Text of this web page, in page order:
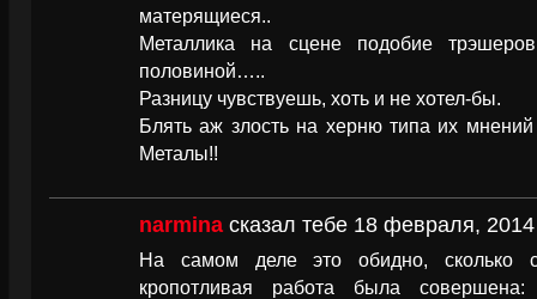
матерящиеся..
Металлика на сцене подобие
половиной…..
Разницу чувствуешь, хоть и не хотел-бы.
Блять аж злость на херню типа их
Металы!!
narmina сказал тебе 18 февраля,
На самом деле это обидно, сколько
кропотливая работа была